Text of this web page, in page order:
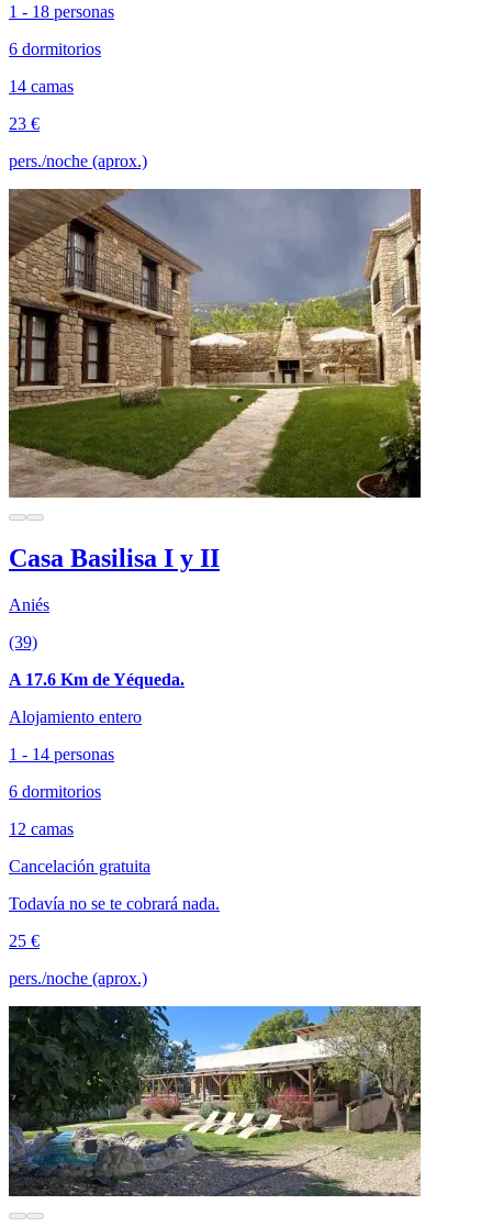
1 - 18 personas
6 dormitorios
14 camas
23 €
pers./noche (aprox.)
Casa Basilisa I y II
Aniés
(39)
A 17.6 Km de Yéqueda.
Alojamiento entero
1 - 14 personas
6 dormitorios
12 camas
Cancelación gratuita
Todavía no se te cobrará nada.
25 €
pers./noche (aprox.)